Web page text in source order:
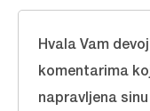
Hvala Vam
komentarima
napravljena